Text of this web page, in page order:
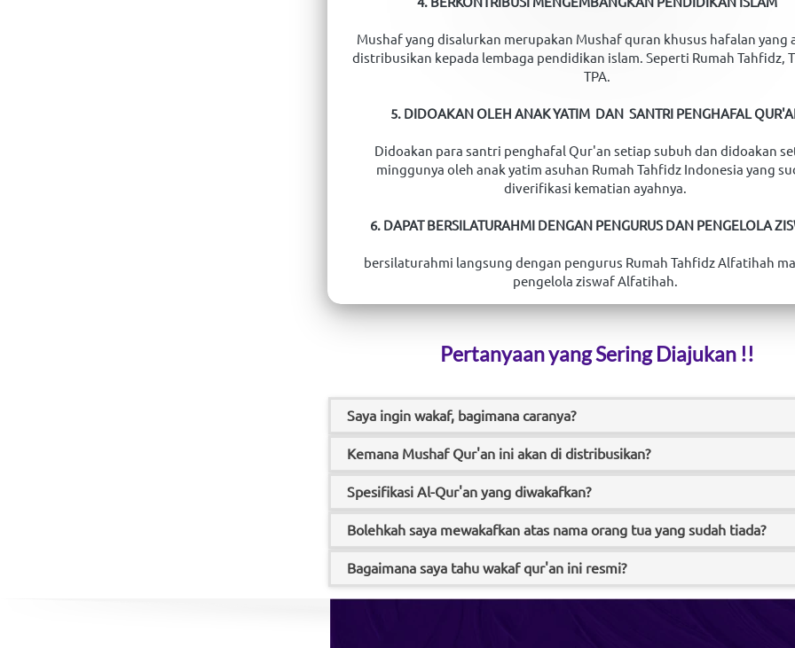
Mushaf yang disalurkan merupakan Mushaf quran khusus hafalan yang
distribusikan kepada lembaga pendidikan islam. Seperti Rumah Tahfidz,
TPA.
5. DIDOAKAN OLEH ANAK YATIM  DAN  SANTRI PENGHAFAL
Didoakan para santri penghafal Qur'an setiap subuh dan didoakan
minggunya oleh anak yatim asuhan Rumah Tahfidz Indonesia yang
diverifikasi kematian ayahnya.
6. DAPAT BERSILATURAHMI DENGAN PENGURUS DAN PENGELOLA
bersilaturahmi langsung dengan pengurus Rumah Tahfidz Alfatihah
pengelola ziswaf Alfatihah.
Pertanyaan yang Sering Diajukan !!
Saya ingin wakaf, bagimana caranya?
Kemana Mushaf Qur'an ini akan di distribusikan?
Spesifikasi Al-Qur'an yang diwakafkan?
Bolehkah saya mewakafkan atas nama orang tua yang sudah tiada?
Bagaimana saya tahu wakaf qur'an ini resmi?